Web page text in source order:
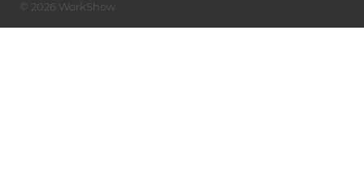
© 2026 WorkShow